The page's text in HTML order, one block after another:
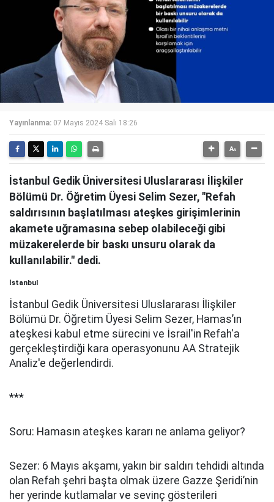
Yayınlanma: 07 Mayıs 2024 Salı 18:26
İstanbul Gedik Üniversitesi Uluslararası İlişkiler
Bölümü Dr. Öğretim Üyesi Selim Sezer, "Refah
saldırısının başlatılması ateşkes girişimlerinin
akamete uğramasına sebep olabileceği gibi
müzakerelerde bir baskı unsuru olarak da
kullanılabilir." dedi.
İstanbul
İstanbul Gedik Üniversitesi Uluslararası İlişkiler
Bölümü Dr. Öğretim Üyesi Selim Sezer, Hamas’ın
ateşkesi kabul etme sürecini ve İsrail'in Refah'a
gerçekleştirdiği kara operasyonunu AA Stratejik
Analiz'e değerlendirdi.
***
Soru: Hamasın ateşkes kararı ne anlama geliyor?
Sezer: 6 Mayıs akşamı, yakın bir saldırı tehdidi altında
olan Refah şehri başta olmak üzere Gazze Şeridi’nin
her yerinde kutlamalar ve sevinç gösterileri